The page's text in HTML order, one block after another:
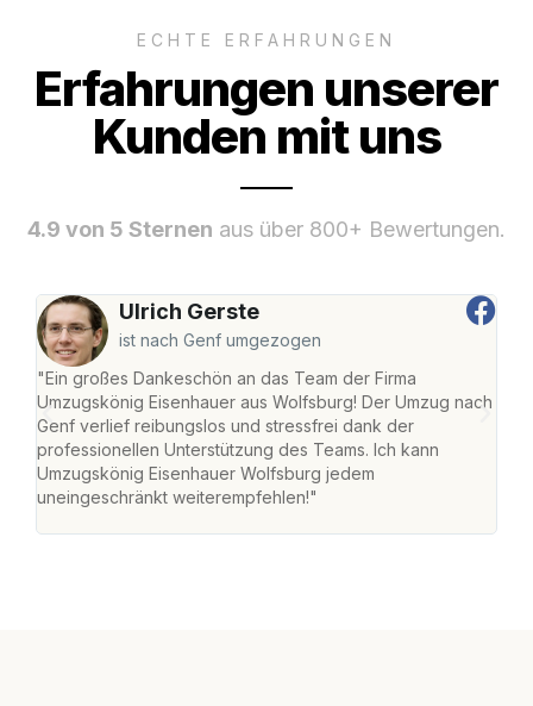
ECHTE ERFAHRUNGEN
Erfahrungen unserer
Kunden mit uns
4.9 von 5 Sternen aus über 800+ Bewertungen.
Ulrich Gerste
ist nach Genf umgezogen
"Ein großes Dankeschön an das Team der Firma
Umzugskönig Eisenhauer aus Wolfsburg! Der Umzug nach
Genf verlief reibungslos und stressfrei dank der
professionellen Unterstützung des Teams. Ich kann
Umzugskönig Eisenhauer Wolfsburg jedem
uneingeschränkt weiterempfehlen!"